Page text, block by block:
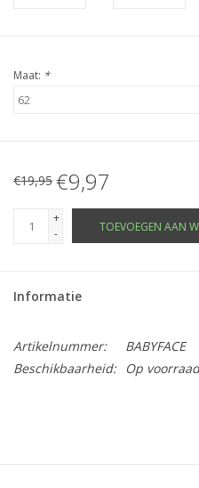
Maat: *
€19,95 €9,97
+
-
TOEVOEGEN AAN
Informatie
Artikelnummer:
BABYFACE
Beschikbaarheid:
Op voorraad